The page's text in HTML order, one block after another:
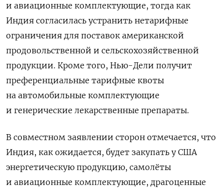
и авиационные комплектующие, тогда как
Индия согласилась устранить нетарифные
ограничения для поставок американской
продовольственной и сельскохозяйственной
продукции. Кроме того, Нью-Дели получит
преференциальные тарифные квоты
на автомобильные комплектующие
и генерические лекарственные препараты.
В совместном заявлении сторон отмечается, что
Индия, как ожидается, будет закупать у США
энергетическую продукцию, самолёты
и авиационные комплектующие, драгоценные